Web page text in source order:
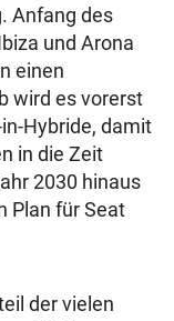
Anfang des
und Arona
einen
wird es vorerst
Hybride, damit
in die Zeit
2030 hinaus
Plan für Seat
der vielen